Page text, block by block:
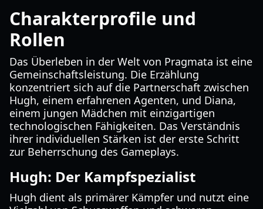
Charakterprofile und
Rollen
Das Überleben in der Welt von Pragmata ist eine
Gemeinschaftsleistung. Die Erzählung
konzentriert sich auf die Partnerschaft zwischen
Hugh, einem erfahrenen Agenten, und Diana,
einem jungen Mädchen mit einzigartigen
technologischen Fähigkeiten. Das Verständnis
ihrer individuellen Stärken ist der erste Schritt
zur Beherrschung des Gameplays.
Hugh: Der Kampfspezialist
Hugh dient als primärer Kämpfer und nutzt eine